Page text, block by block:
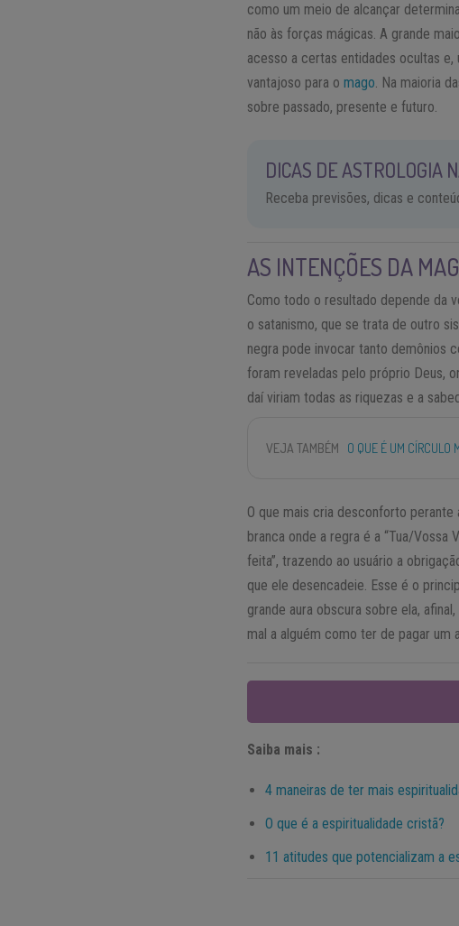
como um meio de alcançar
não às forças mágicas. A grande
acesso a certas entidades ocultas
vantajoso para omago. Na maioria
sobre passado, presente e futuro.
DICAS DE ASTROLOGIA
Receba previsões, dicas e
AS INTENÇÕES DA
Como todo o resultado depende da
o satanismo, que se trata de outro
negra pode invocar tanto demônios
foram reveladas pelo próprio Deus,
daí viriam todas as riquezas e a
VEJA TAMBÉM O QUE É UM CÍRCULO
O que mais cria desconforto
branca onde a regra é a “Tua/Vossa
feita”, trazendo ao usuário a
que ele desencadeie. Esse é o
grande aura obscura sobre ela,
mal a alguém como ter de pagar um
Saiba mais :
4 maneiras de ter mais
O que é a espiritualidade cristã?
11 atitudes que potencializam a